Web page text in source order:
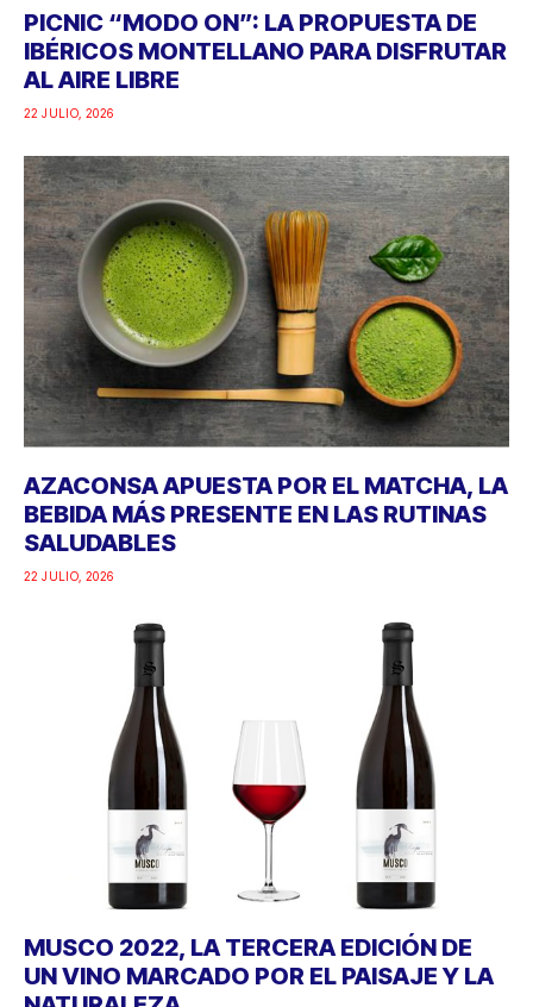
PICNIC “MODO ON”: LA PROPUESTA DE
IBÉRICOS MONTELLANO PARA DISFRUTAR
AL AIRE LIBRE
22 JULIO, 2026
AZACONSA APUESTA POR EL MATCHA, LA
BEBIDA MÁS PRESENTE EN LAS RUTINAS
SALUDABLES
22 JULIO, 2026
MUSCO 2022, LA TERCERA EDICIÓN DE
UN VINO MARCADO POR EL PAISAJE Y LA